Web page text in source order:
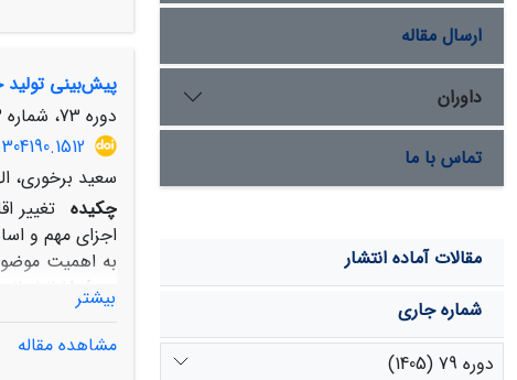
مساحت اراضی کشاورزی،
پیش‌بینی
دوره 73، شماره 3، پاییز 1399، صفحه
سعید برخوری،
چکیده تغییر
اجزای مهم و
به اهمیت
بیشتر
مشاهده مقاله
ارسال مقاله
داوران
تماس با ما
مقالات آماده انتشار
شماره جاری
دوره 79 (1405)